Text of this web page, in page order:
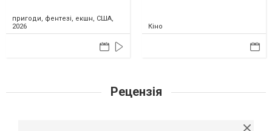
пригоди, фентезі, екшн, США,
2026
Кіно
Рецензія